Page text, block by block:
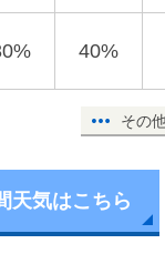
40%
その
天気はこちら